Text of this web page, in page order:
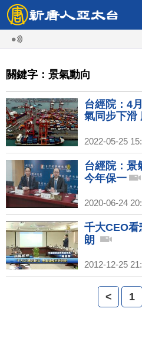
關鍵字：景氣動向
台經院：4
氣同步下滑
2022-05-25
台經院：景
今年保一
2020-06-24
千大CEO看
朗
2012-12-25
< 1